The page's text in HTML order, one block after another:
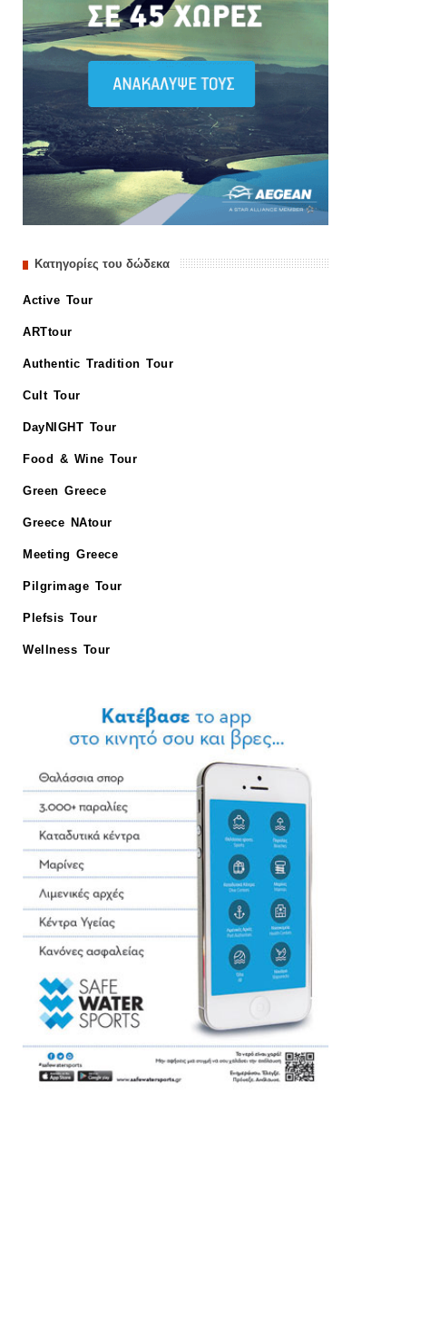
Κατηγορίες του δώδεκα
Active Tour
ARTtour
Authentic Tradition Tour
Cult Tour
DayNIGHT Tour
Food & Wine Tour
Green Greece
Greece NAtour
Meeting Greece
Pilgrimage Tour
Plefsis Tour
Wellness Tour